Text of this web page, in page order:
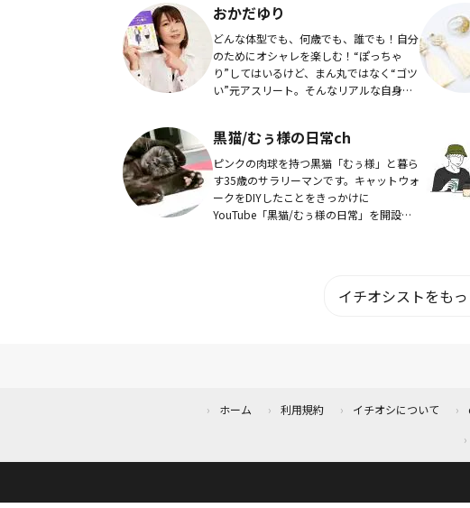
おかだゆり
どんな体型でも、何歳でも、誰でも！自分
のためにオシャレを楽しむ！“ぽっちゃ
り”してはいるけど、まん丸ではなく“ゴツ
い”元アスリート。そんなリアルな自身の
上げ...
黒猫/むぅ様の日常ch
ピンクの肉球を持つ黒猫「むぅ様」と暮ら
す35歳のサラリーマンです。キャットウォ
ークをDIYしたことをきっかけに
YouTube「黒猫/むぅ様の日常」を開設。
イチオシストをもっ
ホーム 利用規約 イチオシについて